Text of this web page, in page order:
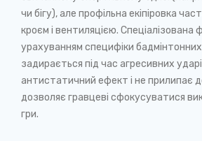
чи бігу), але профільна екіпіровка
кроєм і вентиляцією.
урахуванням специфіки бадмінтонних
задирається під час агресивних
антистатичний ефект і не прилипає
дозволяє гравцеві сфокусуватися
гри.